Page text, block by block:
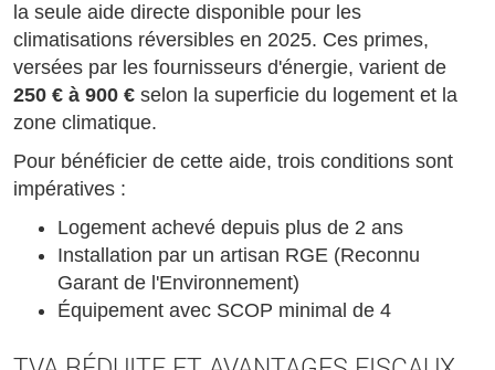
la seule aide directe disponible pour les
climatisations réversibles en 2025. Ces primes,
versées par les fournisseurs d'énergie, varient de
250 € à 900 € selon la superficie du logement et la
zone climatique.
Pour bénéficier de cette aide, trois conditions sont
impératives :
Logement achevé depuis plus de 2 ans
Installation par un artisan RGE (Reconnu
Garant de l'Environnement)
Équipement avec SCOP minimal de 4